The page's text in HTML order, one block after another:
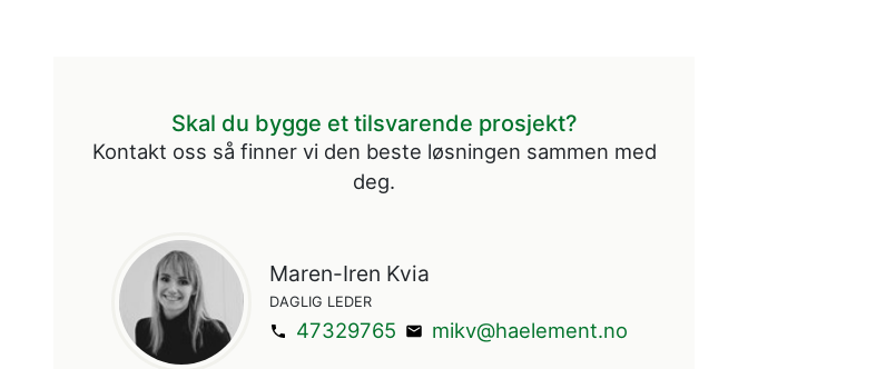
Skal du bygge et tilsvarende prosjekt?
Kontakt oss så finner vi den beste løsningen sammen med
deg.
Maren-Iren Kvia
DAGLIG LEDER
47329765 mikv@haelement.no